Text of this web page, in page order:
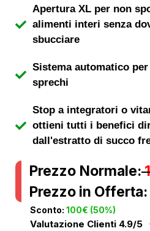
Apertura XL per non
alimenti interi senza
sbucciare
Sistema automatico
sprechi
Stop a integratori o
ottieni tutti i benefici
dall'estratto di succo
Prezzo Normale:
Prezzo in Offerta:
Sconto: 100€ (50%)
Valutazione Clienti 4.9/5